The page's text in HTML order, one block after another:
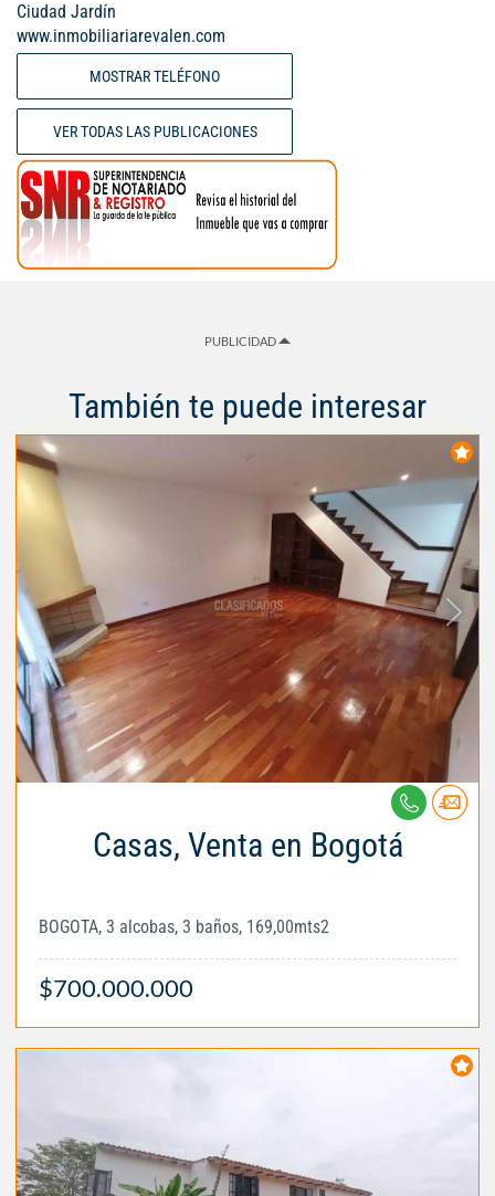
Ciudad Jardín
www.inmobiliariarevalen.com
MOSTRAR TELÉFONO
VER TODAS LAS PUBLICACIONES
PUBLICIDAD
También te puede interesar
Casas, Venta en Bogotá
BOGOTA, 3 alcobas, 3 baños, 169,00mts2
$700.000.000